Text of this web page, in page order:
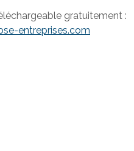
gratuitement :
entreprises.com